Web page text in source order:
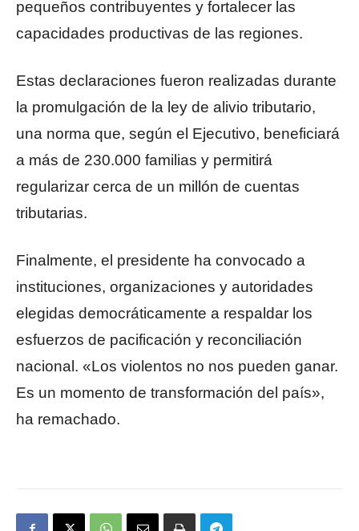
pequeños contribuyentes y fortalecer las
capacidades productivas de las regiones.
Estas declaraciones fueron realizadas durante
la promulgación de la ley de alivio tributario,
una norma que, según el Ejecutivo, beneficiará
a más de 230.000 familias y permitirá
regularizar cerca de un millón de cuentas
tributarias.
Finalmente, el presidente ha convocado a
instituciones, organizaciones y autoridades
elegidas democráticamente a respaldar los
esfuerzos de pacificación y reconciliación
nacional. «Los violentos no nos pueden ganar.
Es un momento de transformación del país»,
ha remachado.